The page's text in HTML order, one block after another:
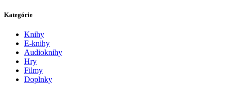
Kategórie
Knihy
E-knihy
Audioknihy
Hry
Filmy
Doplnky